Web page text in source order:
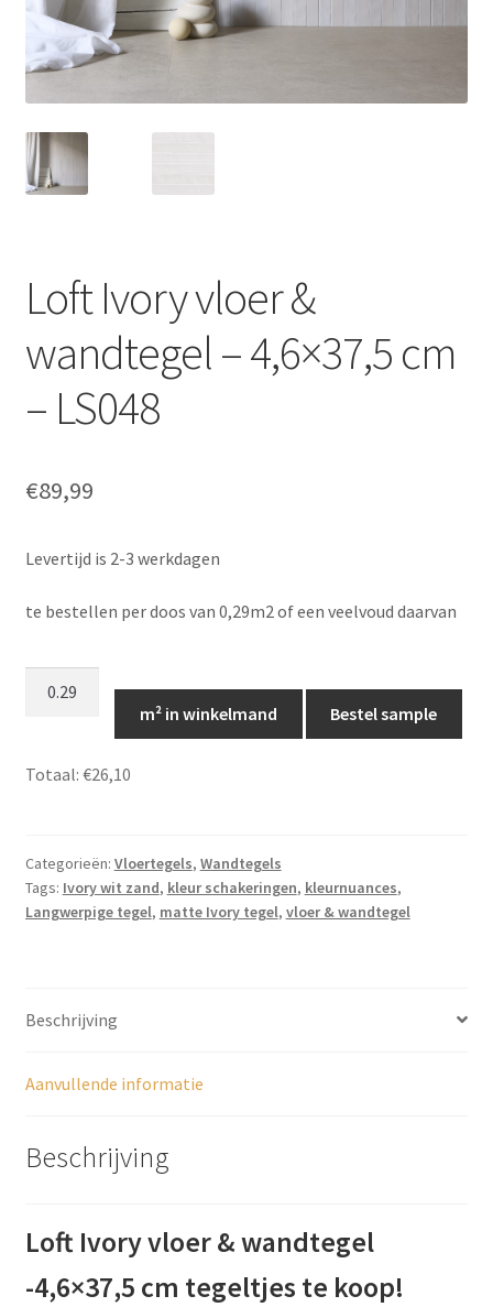
Loft Ivory vloer &
wandtegel – 4,6×37,5 cm
– LS048
€89,99
Levertijd is 2-3 werkdagen
te bestellen per doos van 0,29m2 of een veelvoud daarvan
cm
-
LS048
m² in winkelmand Bestel sample
Totaal: €26,10
Categorieën: Vloertegels, Wandtegels
Tags: Ivory wit zand, kleur schakeringen, kleurnuances,
Langwerpige tegel, matte Ivory tegel, vloer & wandtegel
Beschrijving
Aanvullende informatie
Beschrijving
Loft Ivory vloer & wandtegel
-4,6×37,5 cm tegeltjes te koop!